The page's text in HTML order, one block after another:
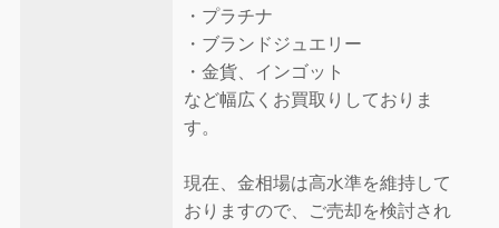
・プラチナ
・ブランドジュエリー
・金貨、インゴット
など幅広くお買取りしておりま
す。
現在、金相場は高水準を維持して
おりますので、ご売却を検討され